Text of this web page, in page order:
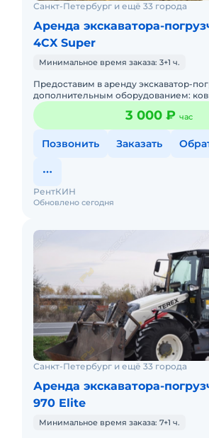
Санкт-Петербург и ещё 33 города
Аренда экскаватора-
4CX Super
Минимальное время заказа: 3+1 ч.
Предоставим в аренду экскаватор-
дополнительным оборудованием:
гидромолот, вилы и ямобур.
спецтехники - половина3 000 ₽ час
Позвонить Заказать
Обновлено сегодня
РентКИН
Санкт-Петербург и ещё 33 города
Аренда экскаватора-
970 Elite
Минимальное время заказа: 7+1 ч.